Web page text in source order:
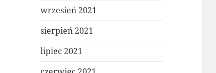
wrzesień 2021
sierpień 2021
lipiec 2021